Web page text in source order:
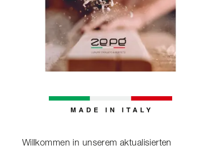
Willkommen in unserem aktualisierten